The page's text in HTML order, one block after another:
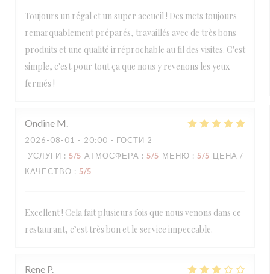
Toujours un régal et un super accueil ! Des mets toujours
remarquablement préparés, travaillés avec de très bons
produits et une qualité irréprochable au fil des visites. C'est
simple, c'est pour tout ça que nous y revenons les yeux
fermés !
Ondine M
2026-08-01 - 20:00 - ГОСТИ 2
УСЛУГИ : 5/5 АТМОСФЕРА : 5/5 МЕНЮ : 5/5 ЦЕНА /
КАЧЕСТВО : 5/5
Excellent ! Cela fait plusieurs fois que nous venons dans ce
restaurant, c’est très bon et le service impeccable.
Rene P